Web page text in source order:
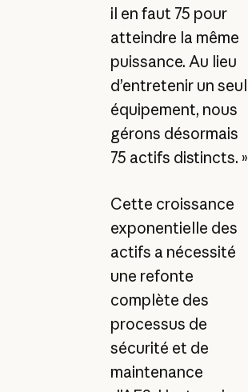
il en faut 75 pour
atteindre la même
puissance. Au lieu
d’entretenir un seul
équipement, nous
gérons désormais
75 actifs distincts. »
Cette croissance
exponentielle des
actifs a nécessité
une refonte
complète des
processus de
sécurité et de
maintenance